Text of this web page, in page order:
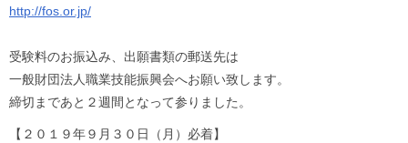
http://fos.or.jp/
受験料のお振込み、出願書類の郵送先は
一般財団法人職業技能振興会へお願い致します。
締切まであと２週間となって参りました。
【２０１９年９月３０日（月）必着】